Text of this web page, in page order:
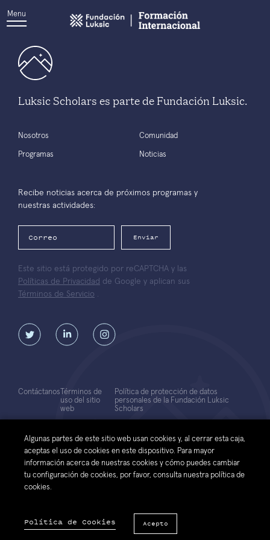
Menu
Luksic Scholars es parte de Fundación Luksic.
Nosotros
Programas
Comunidad
Noticias
Recibe noticias acerca de próximos programas y
nuestras actividades:
Enviar
Este sitio está protegido por reCAPTCHA y las
Políticas de Privacidad de Google y aplican sus
Términos de Servicio .
© 2026 Fundación Luksic Scholars. Todos los Derechos Reservados
Contáctanos Términos de
uso del sitio
web
Política de protección de datos
personales de la Fundación Luksic
Scholars
Algunas partes de este sitio web usan cookies y, al cerrar esta caja,
aceptas el uso de cookies en este dispositivo. Para mayor
información acerca de nuestras cookies y cómo puedes cambiar
tu configuración de cookies, por favor, consulta nuestra política de
cookies.
Política de Cookies Acepto